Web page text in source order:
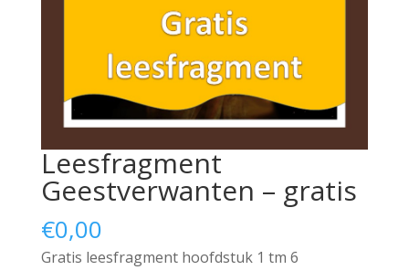
Leesfragment
Geestverwanten – gratis
€0,00
Gratis leesfragment hoofdstuk 1 tm 6